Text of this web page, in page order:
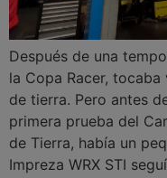
Después de una
la Copa Racer,
de tierra. Pero antes
primera prueba del
de Tierra, había un
Impreza WRX STI